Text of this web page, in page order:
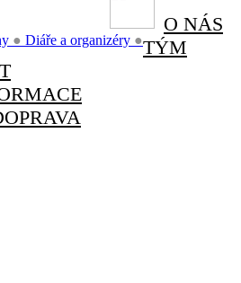
● Diáře a organizéry ●
O NÁS
TÝM